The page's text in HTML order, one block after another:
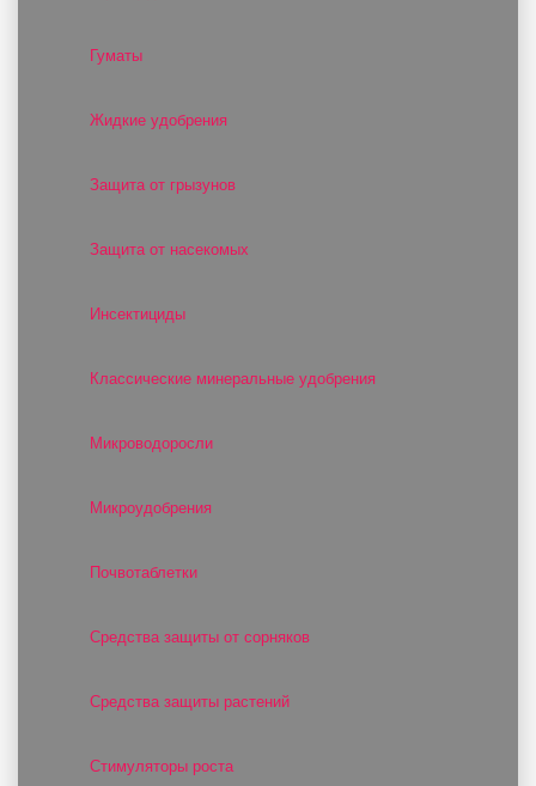
Гуматы
Жидкие удобрения
Защита от грызунов
Защита от насекомых
Инсектициды
Классические минеральные удобрения
Микроводоросли
Микроудобрения
Почвотаблетки
Средства защиты от сорняков
Средства защиты растений
Стимуляторы роста